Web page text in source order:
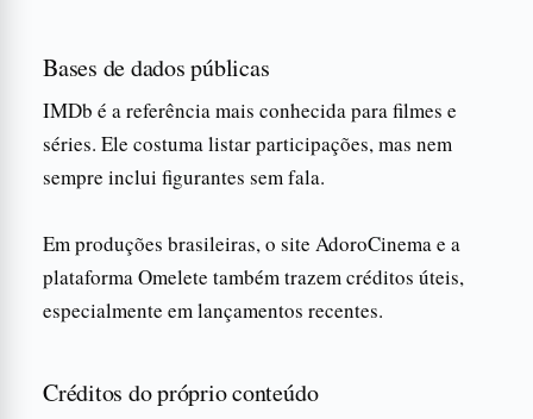
Bases de dados públicas
IMDb é a referência mais conhecida para filmes e
séries. Ele costuma listar participações, mas nem
sempre inclui figurantes sem fala.
Em produções brasileiras, o site AdoroCinema e a
plataforma Omelete também trazem créditos úteis,
especialmente em lançamentos recentes.
Créditos do próprio conteúdo